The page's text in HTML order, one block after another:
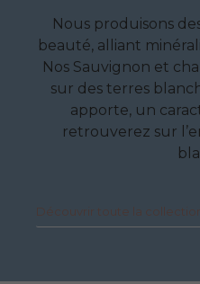
Nous produisons
beauté, alliant
Nos Sauvignon et
sur des terres
apporte, un
retrouverez sur
Découvrir toute la